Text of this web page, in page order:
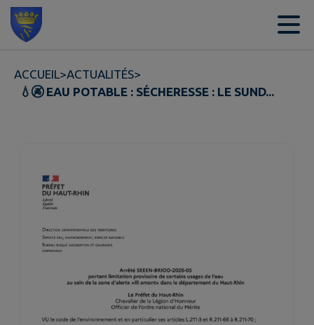
Contenu
ACCUEIL>ACTUALITÉS>
💧🚱 EAU POTABLE : SÉCHERESSE : LE SUND...